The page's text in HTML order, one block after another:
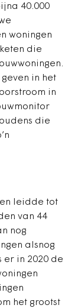
40.000
woningen
die
in het
in
die
leidde tot
van 44
nog
alsnog
in 2020 de
het grootst